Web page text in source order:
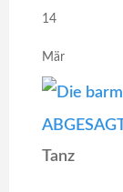
14
Mär
Tanz